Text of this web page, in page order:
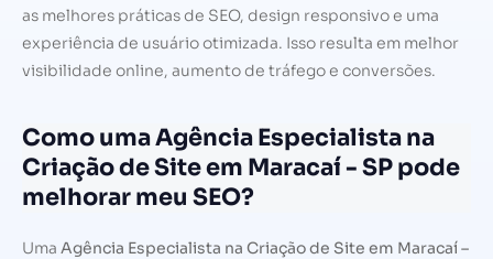
as melhores práticas de SEO, design responsivo e uma
experiência de usuário otimizada. Isso resulta em melhor
visibilidade online, aumento de tráfego e conversões.
Como uma Agência Especialista na
Criação de Site em Maracaí - SP pode
melhorar meu SEO?
Uma Agência Especialista na Criação de Site em Maracaí –